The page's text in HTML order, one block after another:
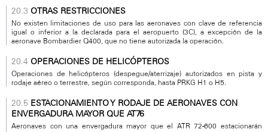
OTRAS RESTRICCIONES
No existen limitaciones de uso para las aeronaves con clave de referencia
igual o inferior a la declarada para el aeropuerto (3C), a excepción de la
aeronave Bombardier Q400, que no tiene autorizada la operación.
OPERACIONES DE HELICÓPTEROS
Operaciones de helicópteros (despegue/aterrizaje) autorizados en pista y
rodaje aéreo o terrestre, según corresponda, hasta PRKG H1 o H5.
ESTACIONAMIENTO Y RODAJE DE AERONAVES CON
ENVERGADURA MAYOR QUE AT76
Aeronaves con una envergadura mayor que el ATR 72-600 estacionarán